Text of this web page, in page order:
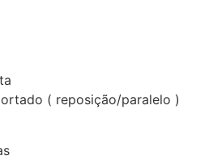
( reposição/paralelo )